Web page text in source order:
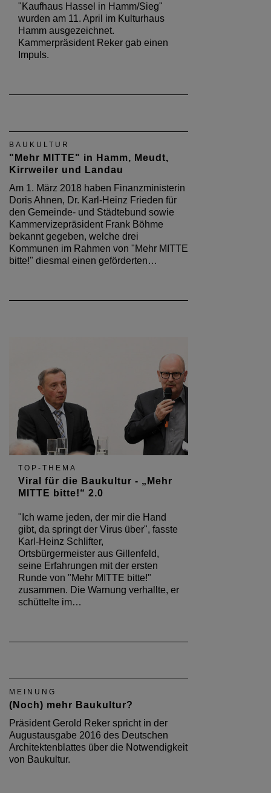
"Kaufhaus Hassel in Hamm/Sieg"
wurden am 11. April im Kulturhaus
Hamm ausgezeichnet.
Kammerpräsident Reker gab einen
Impuls.
BAUKULTUR
"Mehr MITTE" in Hamm, Meudt,
Kirrweiler und Landau
Am 1. März 2018 haben Finanzministerin
Doris Ahnen, Dr. Karl-Heinz Frieden für
den Gemeinde- und Städtebund sowie
Kammervizepräsident Frank Böhme
bekannt gegeben, welche drei
Kommunen im Rahmen von "Mehr MITTE
bitte!" diesmal einen geförderten…
TOP-THEMA
Viral für die Baukultur - „Mehr
MITTE bitte!“ 2.0
"Ich warne jeden, der mir die Hand
gibt, da springt der Virus über", fasste
Karl-Heinz Schlifter,
Ortsbürgermeister aus Gillenfeld,
seine Erfahrungen mit der ersten
Runde von "Mehr MITTE bitte!"
zusammen. Die Warnung verhallte, er
schüttelte im…
MEINUNG
(Noch) mehr Baukultur?
Präsident Gerold Reker spricht in der
Augustausgabe 2016 des Deutschen
Architektenblattes über die Notwendigkeit
von Baukultur.